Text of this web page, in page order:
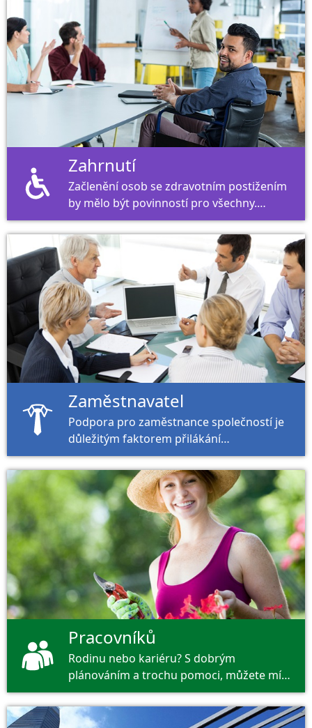
dokonce interpersonální podpora při
akutních mimořádných situacích.
Zahrnutí
Začlenění osob se zdravotním postižením
by mělo být povinností pro všechny.
Pouze tímto způsobem může být účast
úspěšná.
Zaměstnavatel
Podpora pro zaměstnance společností je
důležitým faktorem přilákání
kvalifikovaných dělníků.
Pracovníků
Rodinu nebo kariéru? S dobrým
plánováním a trochu pomoci, můžete mít
obojí. Pozor na sebe je velké umění.